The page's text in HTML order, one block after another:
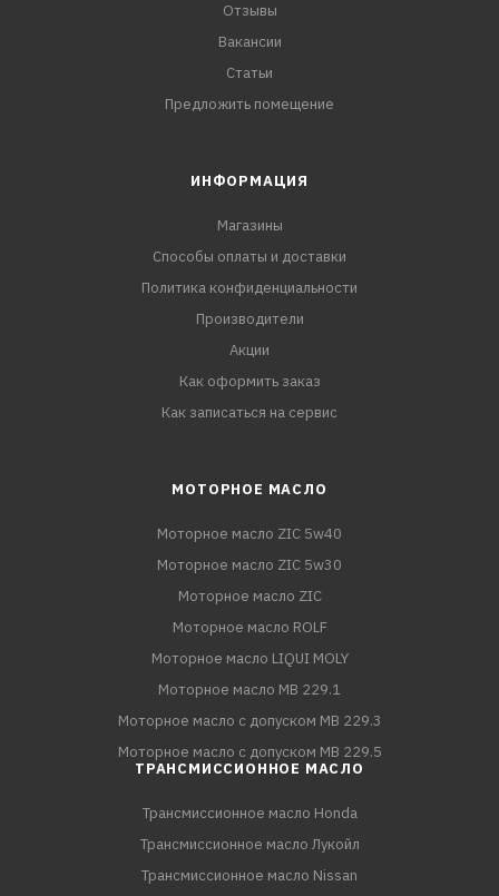
Отзывы
Вакансии
Статьи
Предложить помещение
ИНФОРМАЦИЯ
Магазины
Способы оплаты и доставки
Политика конфиденциальности
Производители
Акции
Как оформить заказ
Как записаться на сервис
МОТОРНОЕ МАСЛО
Моторное масло ZIC 5w40
Моторное масло ZIC 5w30
Моторное масло ZIC
Моторное масло ROLF
Моторное масло LIQUI MOLY
Моторное масло MB 229.1
Моторное масло с допуском MB 229.3
Моторное масло с допуском MB 229.5
ТРАНСМИССИОННОЕ МАСЛО
Трансмиссионное масло Honda
Трансмиссионное масло Лукойл
Трансмиссионное масло Nissan